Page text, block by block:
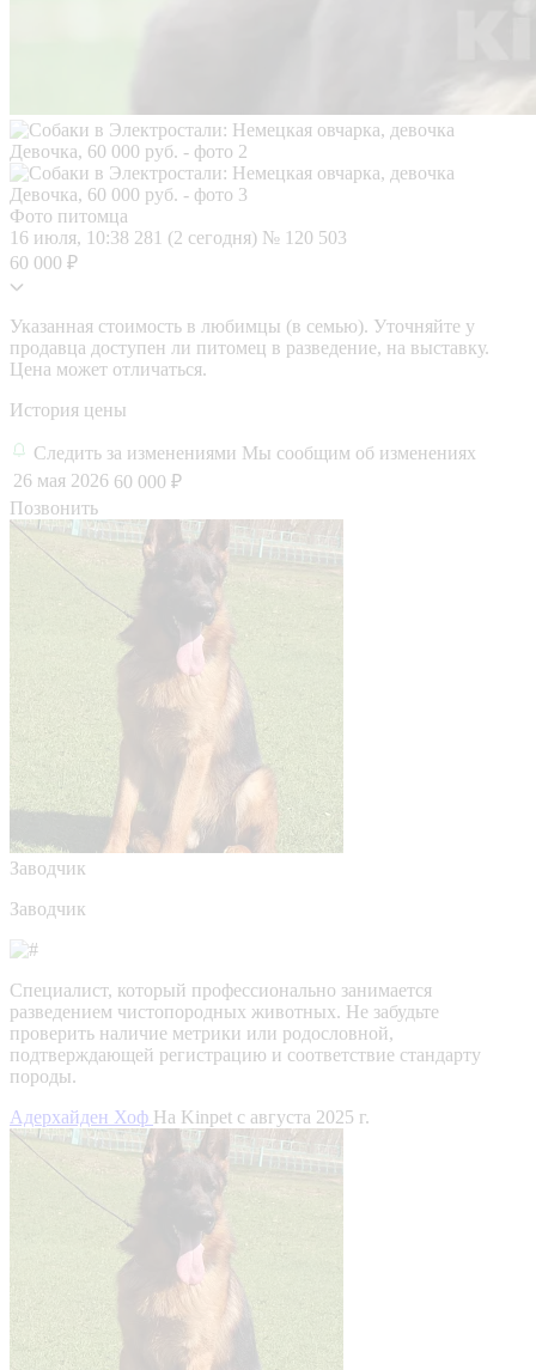
Фото питомца
16 июля, 10:38 281 (2 сегодня) № 120 503
60 000 ₽
Указанная стоимость в любимцы (в семью). Уточняйте у
продавца доступен ли питомец в разведение, на выставку.
Цена может отличаться.
История цены
Следить за изменениями Мы сообщим об изменениях
26 мая 2026 60 000 ₽
Позвонить
Заводчик
Заводчик
Специалист, который профессионально занимается
разведением чистопородных животных. Не забудьте
проверить наличие метрики или родословной,
подтверждающей регистрацию и соответствие стандарту
породы.
Адерхайден Хоф На Kinpet c августа 2025 г.